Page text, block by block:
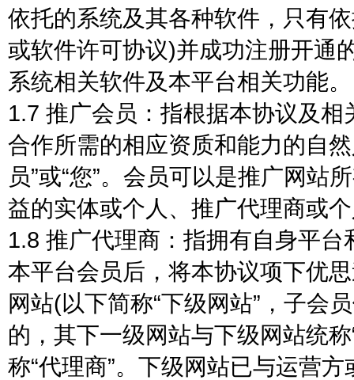
依托的系统及其各种软件，只有
或软件许可协议)并成功注册开通
系统相关软件及本平台相关功能。
1.7 推广会员：指根据本协议及
合作所需的相应资质和能力的自
员”或“您”。会员可以是推广网站
益的实体或个人、推广代理商或
1.8 推广代理商：指拥有自身平台
本平台会员后，将本协议项下优
网站(以下简称“下级网站”，子会
的，其下一级网站与下级网站统
称“代理商”。下级网站已与运营